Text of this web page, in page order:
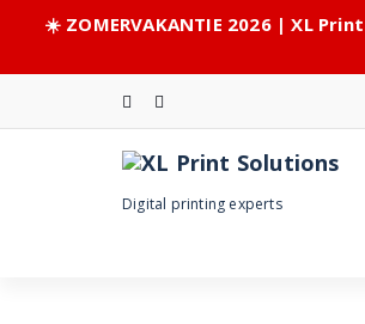
☀️ ZOMERVAKANTIE 2026 | XL
Digital printing experts